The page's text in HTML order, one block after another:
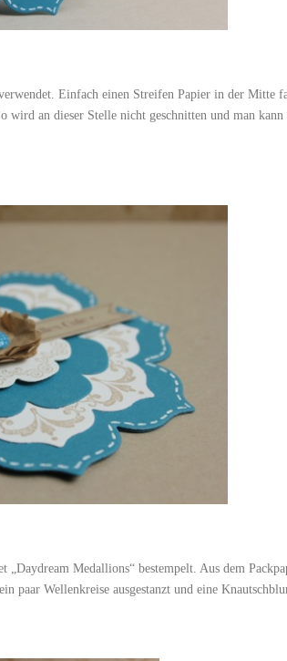
Einfach einen Streifen Papier in der Mitte
wird an dieser Stelle nicht geschnitten und man kann
Medallions“ bestempelt. Aus dem
paar Wellenkreise ausgestanzt und eine